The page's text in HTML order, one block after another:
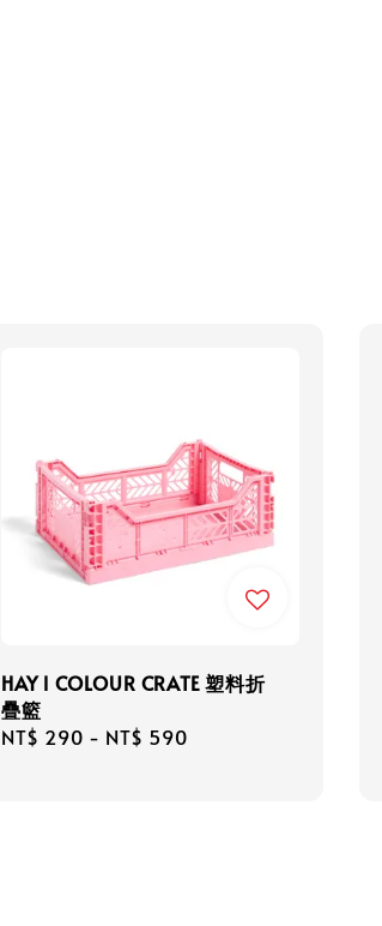
HAY l COLOUR CRATE 塑料折
疊籃
Regular
NT$ 290 - NT$ 590